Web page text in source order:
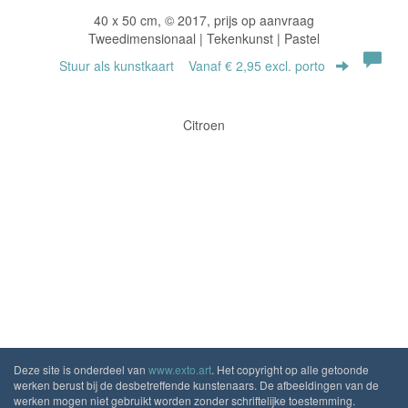
40 x 50 cm, © 2017, prijs op aanvraag
Tweedimensionaal | Tekenkunst | Pastel
Stuur als kunstkaart Vanaf € 2,95 excl. porto
Citroen
Deze site is onderdeel van www.exto.art. Het copyright op alle getoonde
werken berust bij de desbetreffende kunstenaars. De afbeeldingen van de
werken mogen niet gebruikt worden zonder schriftelijke toestemming.